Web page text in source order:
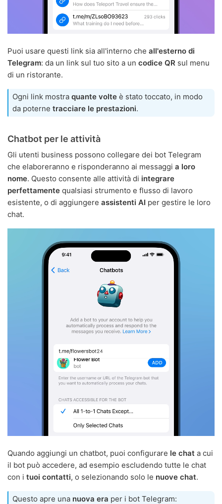
Puoi usare questi link sia all'interno che all'esterno di
Telegram: da un link sul tuo sito a un codice QR sul menu
di un ristorante.
Ogni link mostra quante volte è stato toccato, in modo
da poterne tracciare le prestazioni.
Chatbot per le attività
Gli utenti business possono collegare dei bot Telegram
che elaboreranno e risponderanno ai messaggi a loro
nome. Questo consente alle attività di integrare
perfettamente qualsiasi strumento e flusso di lavoro
esistente, o di aggiungere assistenti AI per gestire le loro
chat.
Quando aggiungi un chatbot, puoi configurare le chat a cui
il bot può accedere, ad esempio escludendo tutte le chat
con i tuoi contatti, o selezionando solo le nuove chat.
Questo apre una nuova era per i bot Telegram: